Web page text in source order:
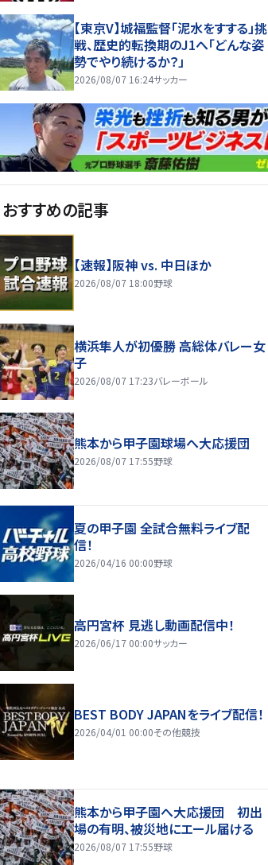
【東京V】城福監督「泥水をすする」挑
戦、歴史的転換期のJ1へ「どんな姿
勢でやり続けるか？」
2026/08/07 16:24サッカー
おすすめの記事
【速報】阪神 vs. 中日ほか
2026/08/07 18:00野球
横浜隼人が初優勝 高総体バレー女
子
2026/08/07 17:23バレーボール
熊本から甲子園球場へ大応援団
2026/08/07 17:55野球
夏の甲子園 全試合無料ライブ配
信！
2026/04/16 00:00野球
高円宮杯 見逃し動画配信中！
2026/06/17 00:00サッカー
BEST BODY JAPANをライブ配信！
2026/04/01 00:00その他競技
熊本から甲子園へ大応援団 初出
場の有明、被災地にエール届ける
2026/08/07 17:55野球